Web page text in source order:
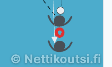
© Nettikoutsi.fi